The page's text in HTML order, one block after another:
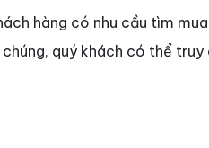
hàng có nhu cầu tìm
quý khách có thể truy